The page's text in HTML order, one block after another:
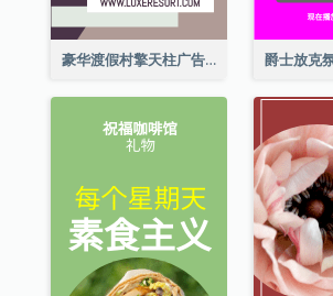
豪华渡假村擎天柱广告